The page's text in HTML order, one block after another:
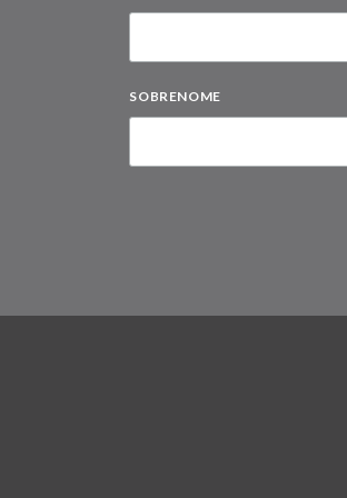
SOBRENOME